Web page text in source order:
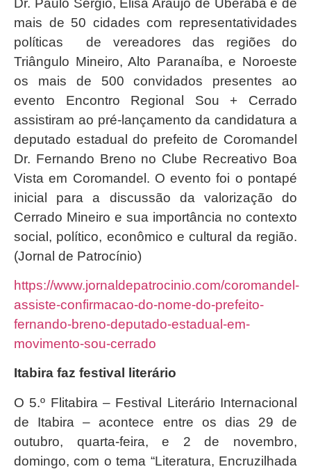
mais de 50 cidades com representatividades
políticas de vereadores das regiões do
Triângulo Mineiro, Alto Paranaíba, e Noroeste
os mais de 500 convidados presentes ao
evento Encontro Regional Sou + Cerrado
assistiram ao pré-lançamento da candidatura a
deputado estadual do prefeito de Coromandel
Dr. Fernando Breno no Clube Recreativo Boa
Vista em Coromandel. O evento foi o pontapé
inicial para a discussão da valorização do
Cerrado Mineiro e sua importância no contexto
social, político, econômico e cultural da região.
(Jornal de Patrocínio)
https://www.jornaldepatrocinio.com/coromandel-
assiste-confirmacao-do-nome-do-prefeito-
fernando-breno-deputado-estadual-em-
movimento-sou-cerrado
Itabira faz festival literário
O 5.º Flitabira – Festival Literário Internacional
de Itabira – acontece entre os dias 29 de
outubro, quarta-feira, e 2 de novembro,
domingo, com o tema “Literatura, Encruzilhada